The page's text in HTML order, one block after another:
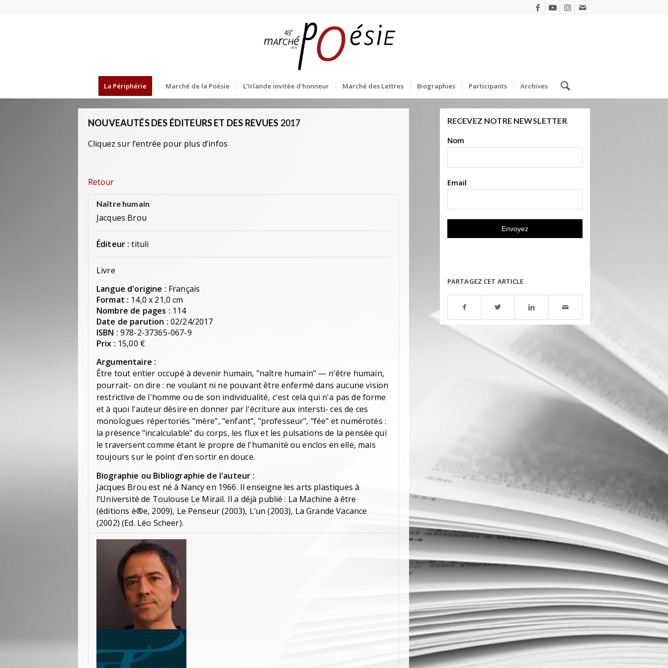
La Périphérie Marché de la Poésie L’Irlande invitée d’honneur Marché des Lettres Biographies Participants Archives
NOUVEAUTÉS DES ÉDITEURS ET DES REVUES 2017
Cliquez sur l’entrée pour plus d’infos
Retour
Naître humain
Jacques Brou
Éditeur : tituli
Livre
Langue d'origine : Français
Format : 14,0 x 21,0 cm
Nombre de pages : 114
Date de parution : 02/24/2017
ISBN : 978-2-37365-067-9
Prix : 15,00 €
Argumentaire :
Être tout entier occupé à devenir humain, "naître humain" — n'être humain,
pourrait- on dire : ne voulant ni ne pouvant être enfermé dans aucune vision
restrictive de l'homme ou de son individualité, c'est cela qui n'a pas de forme
et à quoi l'auteur désire en donner par l'écriture aux intersti- ces de ces
monologues répertoriés "mère", "enfant", "professeur", "fée" et numérotés :
la présence "incalculable" du corps, les flux et les pulsations de la pensée qui
le traversent comme étant le propre de l'humanité ou enclos en elle, mais
toujours sur le point d'en sortir en douce.
Biographie ou Bibliographie de l'auteur :
Jacques Brou est né à Nancy en 1966. Il enseigne les arts plastiques à
l’Université de Toulouse Le Mirail. Il a déjà publié : La Machine à être
(éditions è®e, 2009), Le Penseur (2003), L’un (2003), La Grande Vacance
(2002) (Ed. Léo Scheer).
RECEVEZ NOTRE NEWSLETTER
Nom
Email
PARTAGEZ CET ARTICLE